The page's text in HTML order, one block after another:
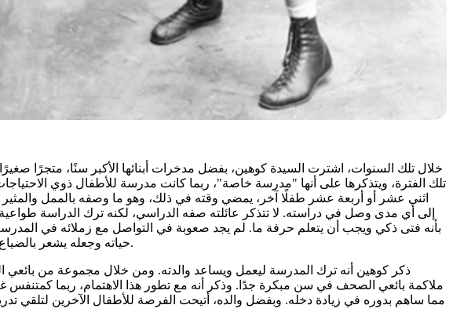
خلال تلك السنوات، اشترت السيدة كوهين، بفضل مدخرات أبنائها الأكبر سنًا، متجرًا
تلك الفترة، ويتذكرها على أنها "مدرسة خاصة"، ربما كانت مدرسة للأطفال ذوي
اثني عشر أو أربعة عشر طفلًا آخر، يمضي وقته في ذلك، وهو ما وصفه بالممل والمثير
إلى أي مدى وصل في دراسته. لا تتذكر عائلته صفه الدراسي، لكنه ترك الدراسة
بأنه فتى ذكي ويجب أن يتعلم حرفة ما. لم يجد صعوبة في التواصل مع زملائه في
حياته وجعله يشعر بالضياع أو عدم القبول. واجه الموقف بالاستسلام، ربما نتيجة لنمط متجذر من انعدام الأمان في علاقته بالمجتمع والوضع العائلي.
ذكر كوهين أنه ترك المدرسة ليعمل ويساعد والدته. ومن خلال مجموعة من بائعي
ملاكمة بائعي الصحف في سن مبكرة جدًا. وذكر أنه مع تطور هذا الاهتمام، ربما كمتنفس
مما ساهم بدوره في زيادة دخله. وبفضل والده، أتيحت الفرصة للأطفال الآخرين لتلقي